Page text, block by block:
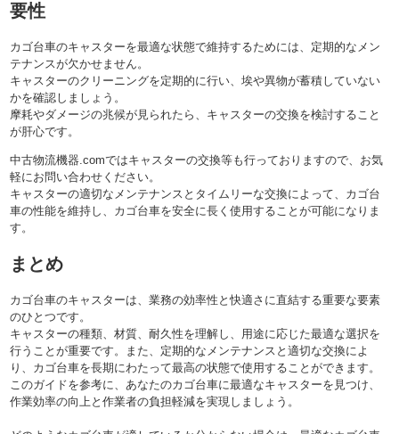
要性
カゴ台車のキャスターを最適な状態で維持するためには、定期的なメン
テナンスが欠かせません。
キャスターのクリーニングを定期的に行い、埃や異物が蓄積していない
かを確認しましょう。
摩耗やダメージの兆候が見られたら、キャスターの交換を検討すること
が肝心です。
中古物流機器.comではキャスターの交換等も行っておりますので、お気
軽にお問い合わせください。
キャスターの適切なメンテナンスとタイムリーな交換によって、カゴ台
車の性能を維持し、カゴ台車を安全に長く使用することが可能になりま
す。
まとめ
カゴ台車のキャスターは、業務の効率性と快適さに直結する重要な要素
のひとつです。
キャスターの種類、材質、耐久性を理解し、用途に応じた最適な選択を
行うことが重要です。また、定期的なメンテナンスと適切な交換によ
り、カゴ台車を長期にわたって最高の状態で使用することができます。
このガイドを参考に、あなたのカゴ台車に最適なキャスターを見つけ、
作業効率の向上と作業者の負担軽減を実現しましょう。